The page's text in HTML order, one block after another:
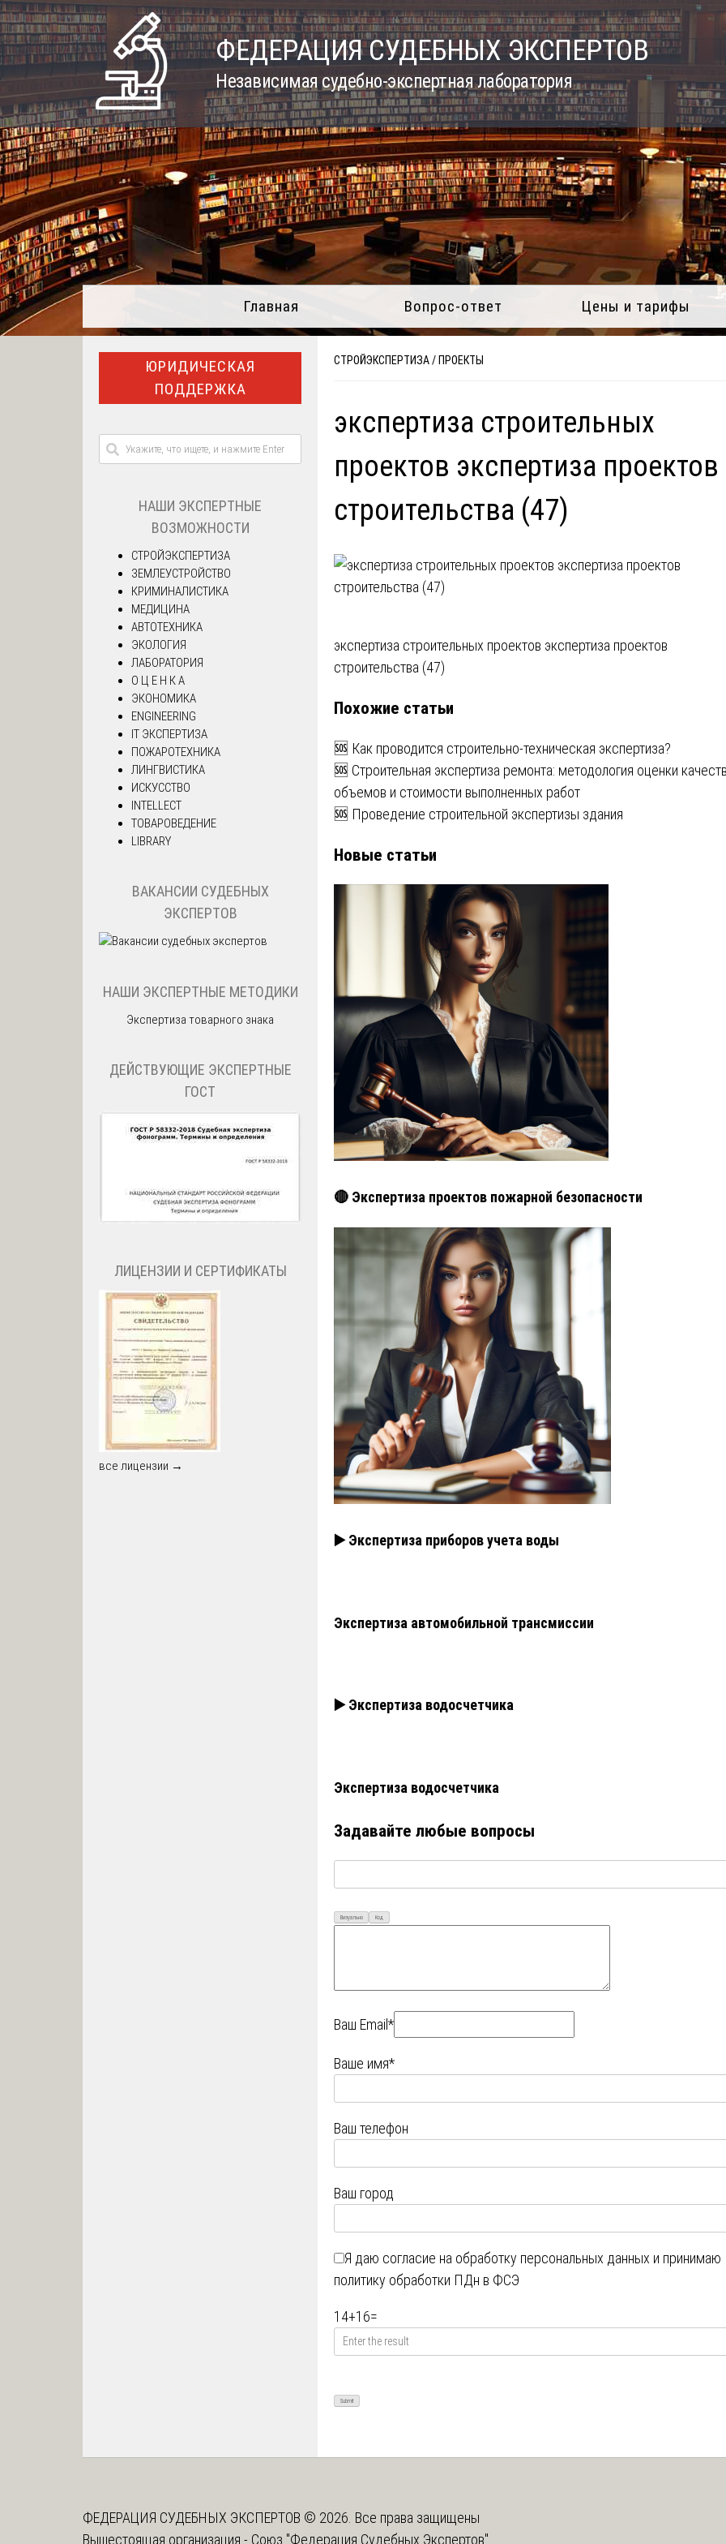
Skip
to
content
ФЕДЕРАЦИЯ СУДЕБНЫХ ЭКСПЕРТОВ
Независимая судебно-экспертная лаборатория
Главная Вопрос-ответ Цены и тарифы
СТРОЙЭКСПЕРТИЗА/ПРОЕКТЫ
экспертиза строительных
проектов экспертиза проектов
строительства (47)
Навигация
по
записям
экспертиза строительных проектов экспертиза проектов
строительства (47)
Похожие статьи
🆘 Как проводится строительно-техническая экспертиза?
🆘 Строительная экспертиза ремонта: методология оценки
объемов и стоимости выполненных работ
🆘 Проведение строительной экспертизы здания
Новые статьи
🔴 Экспертиза проектов пожарной безопасности
▶️ Экспертиза приборов учета воды
Экспертиза автомобильной трансмиссии
▶️ Экспертиза водосчетчика
Экспертиза водосчетчика
Задавайте любые вопросы
Визуально Код
Ваш Email*
Ваше имя*
Ваш телефон
Ваш город
Я даю согласие на обработку персональных данных и принимаю
политику обработки ПДн в ФСЭ
14+16=
ЮРИДИЧЕСКАЯ
ПОДДЕРЖКА
НАШИ ЭКСПЕРТНЫЕ
ВОЗМОЖНОСТИ
СТРОЙЭКСПЕРТИЗА
ЗЕМЛЕУСТРОЙСТВО
КРИМИНАЛИСТИКА
МЕДИЦИНА
АВТОТЕХНИКА
ЭКОЛОГИЯ
ЛАБОРАТОРИЯ
О Ц Е Н К А
ЭКОНОМИКА
ENGINEERING
IT ЭКСПЕРТИЗА
ПОЖАРОТЕХНИКА
ЛИНГВИСТИКА
ИСКУССТВО
INTELLECT
ТОВАРОВЕДЕНИЕ
LIBRARY
ВАКАНСИИ СУДЕБНЫХ
ЭКСПЕРТОВ
НАШИ ЭКСПЕРТНЫЕ МЕТОДИКИ
Экспертиза товарного знака
ДЕЙСТВУЮЩИЕ ЭКСПЕРТНЫЕ
ГОСТ
ЛИЦЕНЗИИ И СЕРТИФИКАТЫ
все лицензии →
ФЕДЕРАЦИЯ СУДЕБНЫХ ЭКСПЕРТОВ © 2026. Все права защищены
Вышестоящая организация - Союз "Федерация Судебных Экспертов"